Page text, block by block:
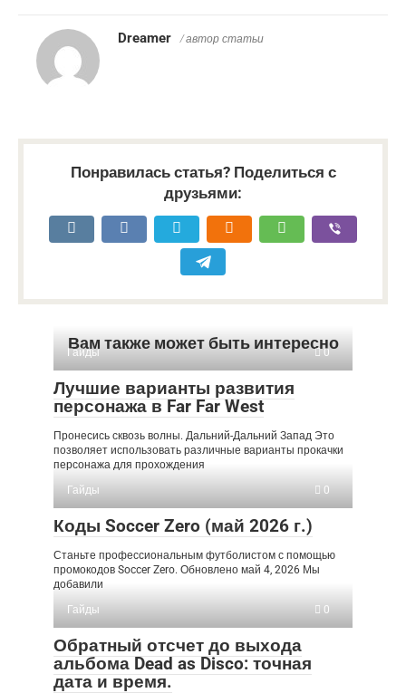
Dreamer / автор статьи
Понравилась статья? Поделиться с
друзьями:
Вам также может быть интересно
Гайды 0
Лучшие варианты развития
персонажа в Far Far West
Пронесись сквозь волны. Дальний-Дальний Запад Это
позволяет использовать различные варианты прокачки
персонажа для прохождения
Гайды
0
Коды Soccer Zero (май 2026 г.)
Станьте профессиональным футболистом с помощью
промокодов Soccer Zero. Обновлено май 4, 2026 Мы
добавили
Гайды
0
Обратный отсчет до выхода
альбома Dead as Disco: точная
дата и время.